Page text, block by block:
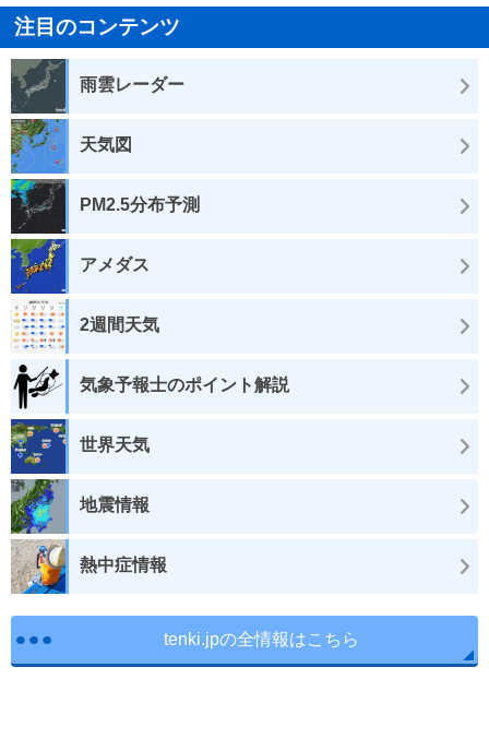
注目のコンテンツ
雨雲レーダー
天気図
PM2.5分布予測
アメダス
2週間天気
気象予報士のポイント解説
世界天気
地震情報
熱中症情報
tenki.jpの全情報はこちら